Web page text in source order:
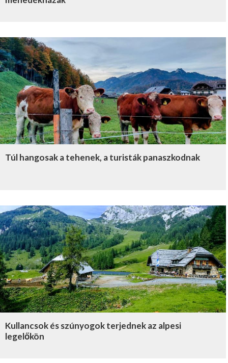
Túl hangosak a tehenek, a turisták panaszkodnak
Kullancsok és szúnyogok terjednek az alpesi
legelőkön